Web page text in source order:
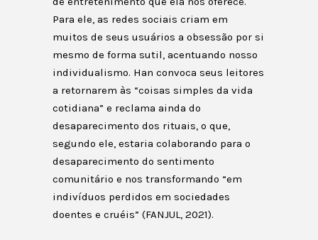
Para ele, as redes sociais criam em
muitos de seus usuários a obsessão por si
mesmo de forma sutil, acentuando nosso
individualismo. Han convoca seus leitores
a retornarem às “coisas simples da vida
cotidiana” e reclama ainda do
desaparecimento dos rituais, o que,
segundo ele, estaria colaborando para o
desaparecimento do sentimento
comunitário e nos transformando “em
indivíduos perdidos em sociedades
doentes e cruéis” (FANJUL, 2021).